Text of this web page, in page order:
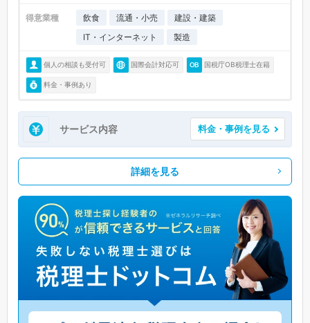
得意業種 飲食 流通・小売
建設・建築
IT・インターネット
製造
個人の相談も受付可 国際会計対応可 国税庁OB税理士在籍
料金・事例あり
サービス内容 料金・事例を見る
詳細を見る